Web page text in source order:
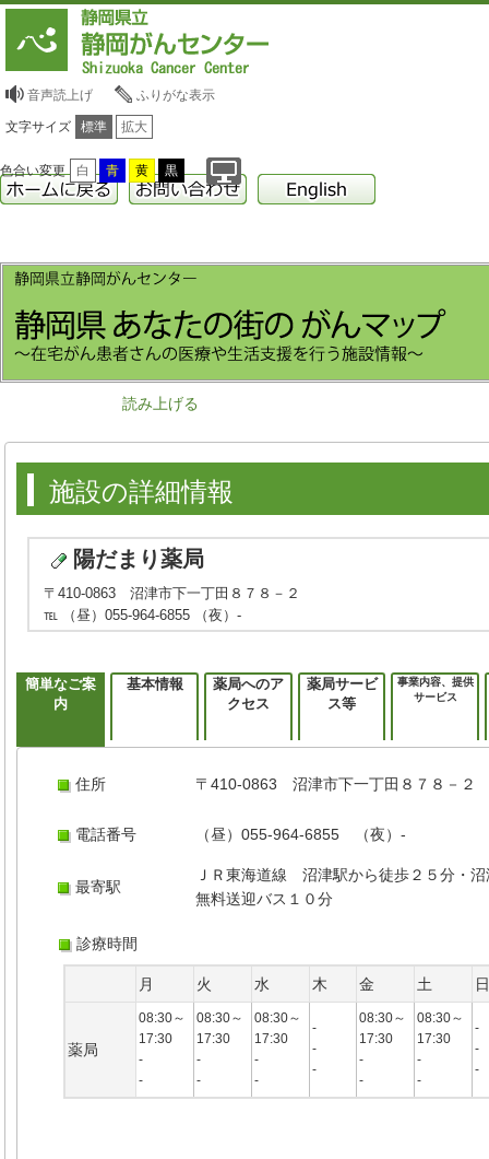
音声読上げ ふりがな表示
文字サイズ 標準 拡大
色合い変更 白 青 黄 黒
読み上げる
施設の詳細情報
陽だまり薬局
〒410-0863 沼津市下一丁田８７８－２
℡ （昼）055-964-6855 （夜）-
簡単なご案
内
基本情報
薬局へのア
クセス
薬局サービ
ス等
事業内容、提供
サービス
住所 〒410-0863 沼津市下一丁田８７８－２
電話番号 （昼）055-964-6855 （夜）-
最寄駅
ＪＲ東海道線 沼津駅から徒歩２５分・
無料送迎バス１０分
診療時間
月 火 水 木 金 土
薬局
08:30～
17:30
-
-
08:30～
17:30
-
-
08:30～
17:30
-
-
-
-
-
08:30～
17:30
-
-
08:30～
17:30
-
-
-
-
-